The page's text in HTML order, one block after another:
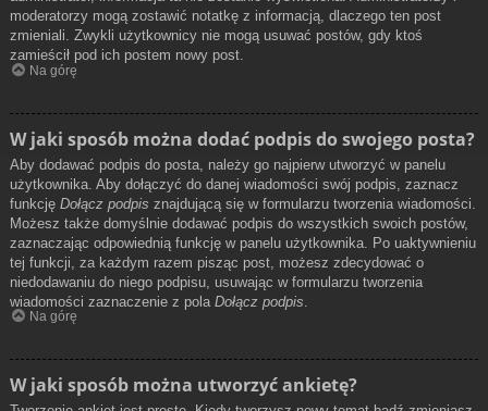
moderatorzy mogą zostawić notatkę z informacją, dlaczego ten post
zmieniali. Zwykli użytkownicy nie mogą usuwać postów, gdy ktoś
zamieścił pod ich postem nowy post.
Na górę
W jaki sposób można dodać podpis do swojego posta?
Aby dodawać podpis do posta, należy go najpierw utworzyć w panelu
użytkownika. Aby dołączyć do danej wiadomości swój podpis, zaznacz
funkcję Dołącz podpis znajdującą się w formularzu tworzenia wiadomości.
Możesz także domyślnie dodawać podpis do wszystkich swoich postów,
zaznaczając odpowiednią funkcję w panelu użytkownika. Po uaktywnieniu
tej funkcji, za każdym razem pisząc post, możesz zdecydować o
niedodawaniu do niego podpisu, usuwając w formularzu tworzenia
wiadomości zaznaczenie z pola Dołącz podpis
Na górę
W jaki sposób można utworzyć ankietę?